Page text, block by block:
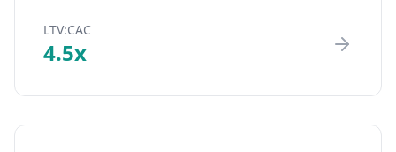
LTV:CAC
4.5x